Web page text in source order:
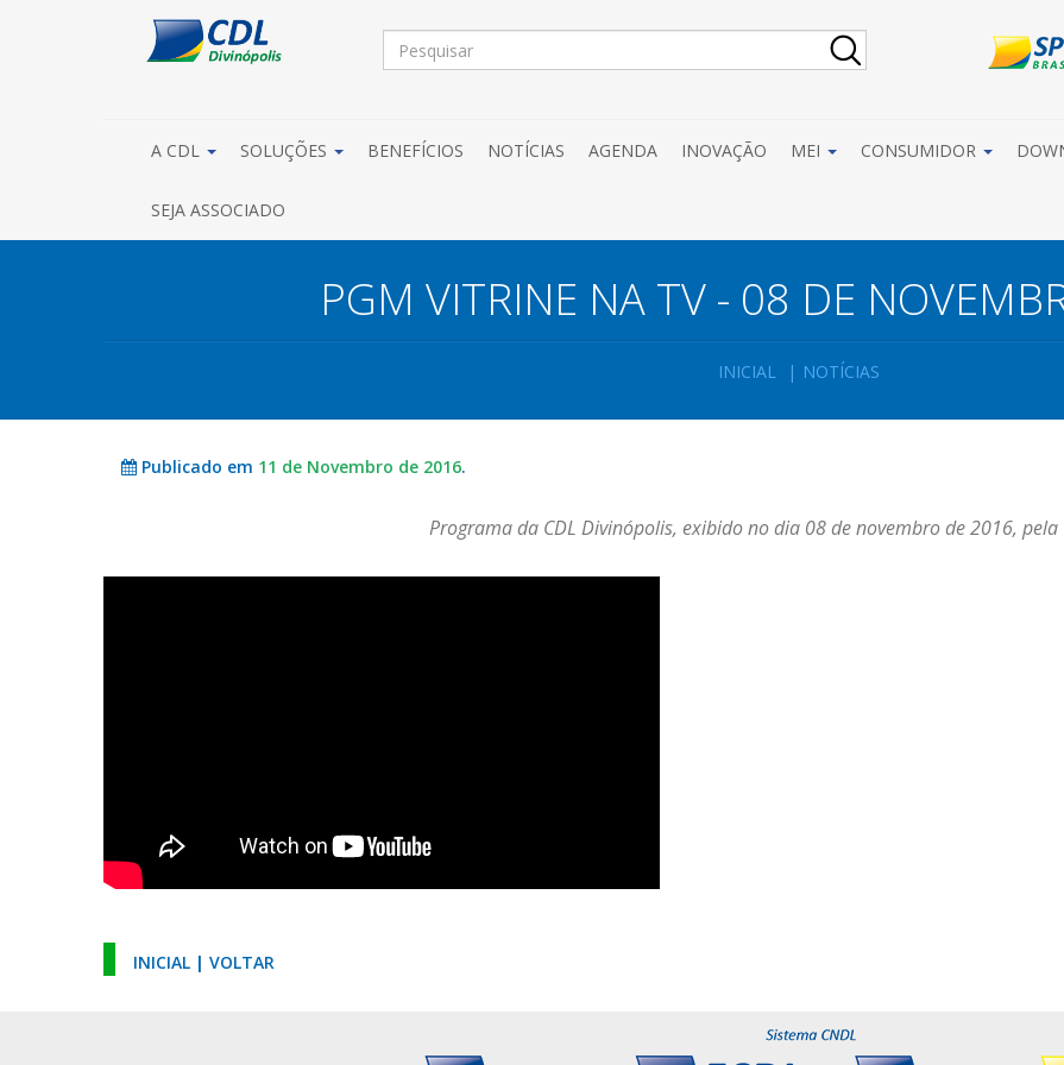
A CDL SOLUÇÕES BENEFÍCIOS NOTÍCIAS AGENDA INOVAÇÃO MEI CONSUMIDOR
SEJA ASSOCIADO
PGM VITRINE NA TV - 08 DE
INICIAL NOTÍCIAS
Publicado em 11 de Novembro de 2016.
Programa da CDL Divinópolis, exibido no dia 08 de novembro de 2016, pela
INICIAL | VOLTAR